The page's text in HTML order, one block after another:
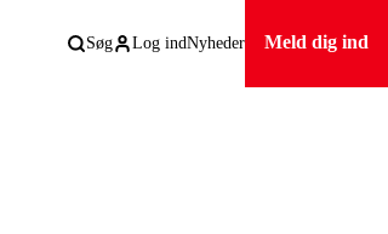
Søg Log indNyheder Meld dig ind